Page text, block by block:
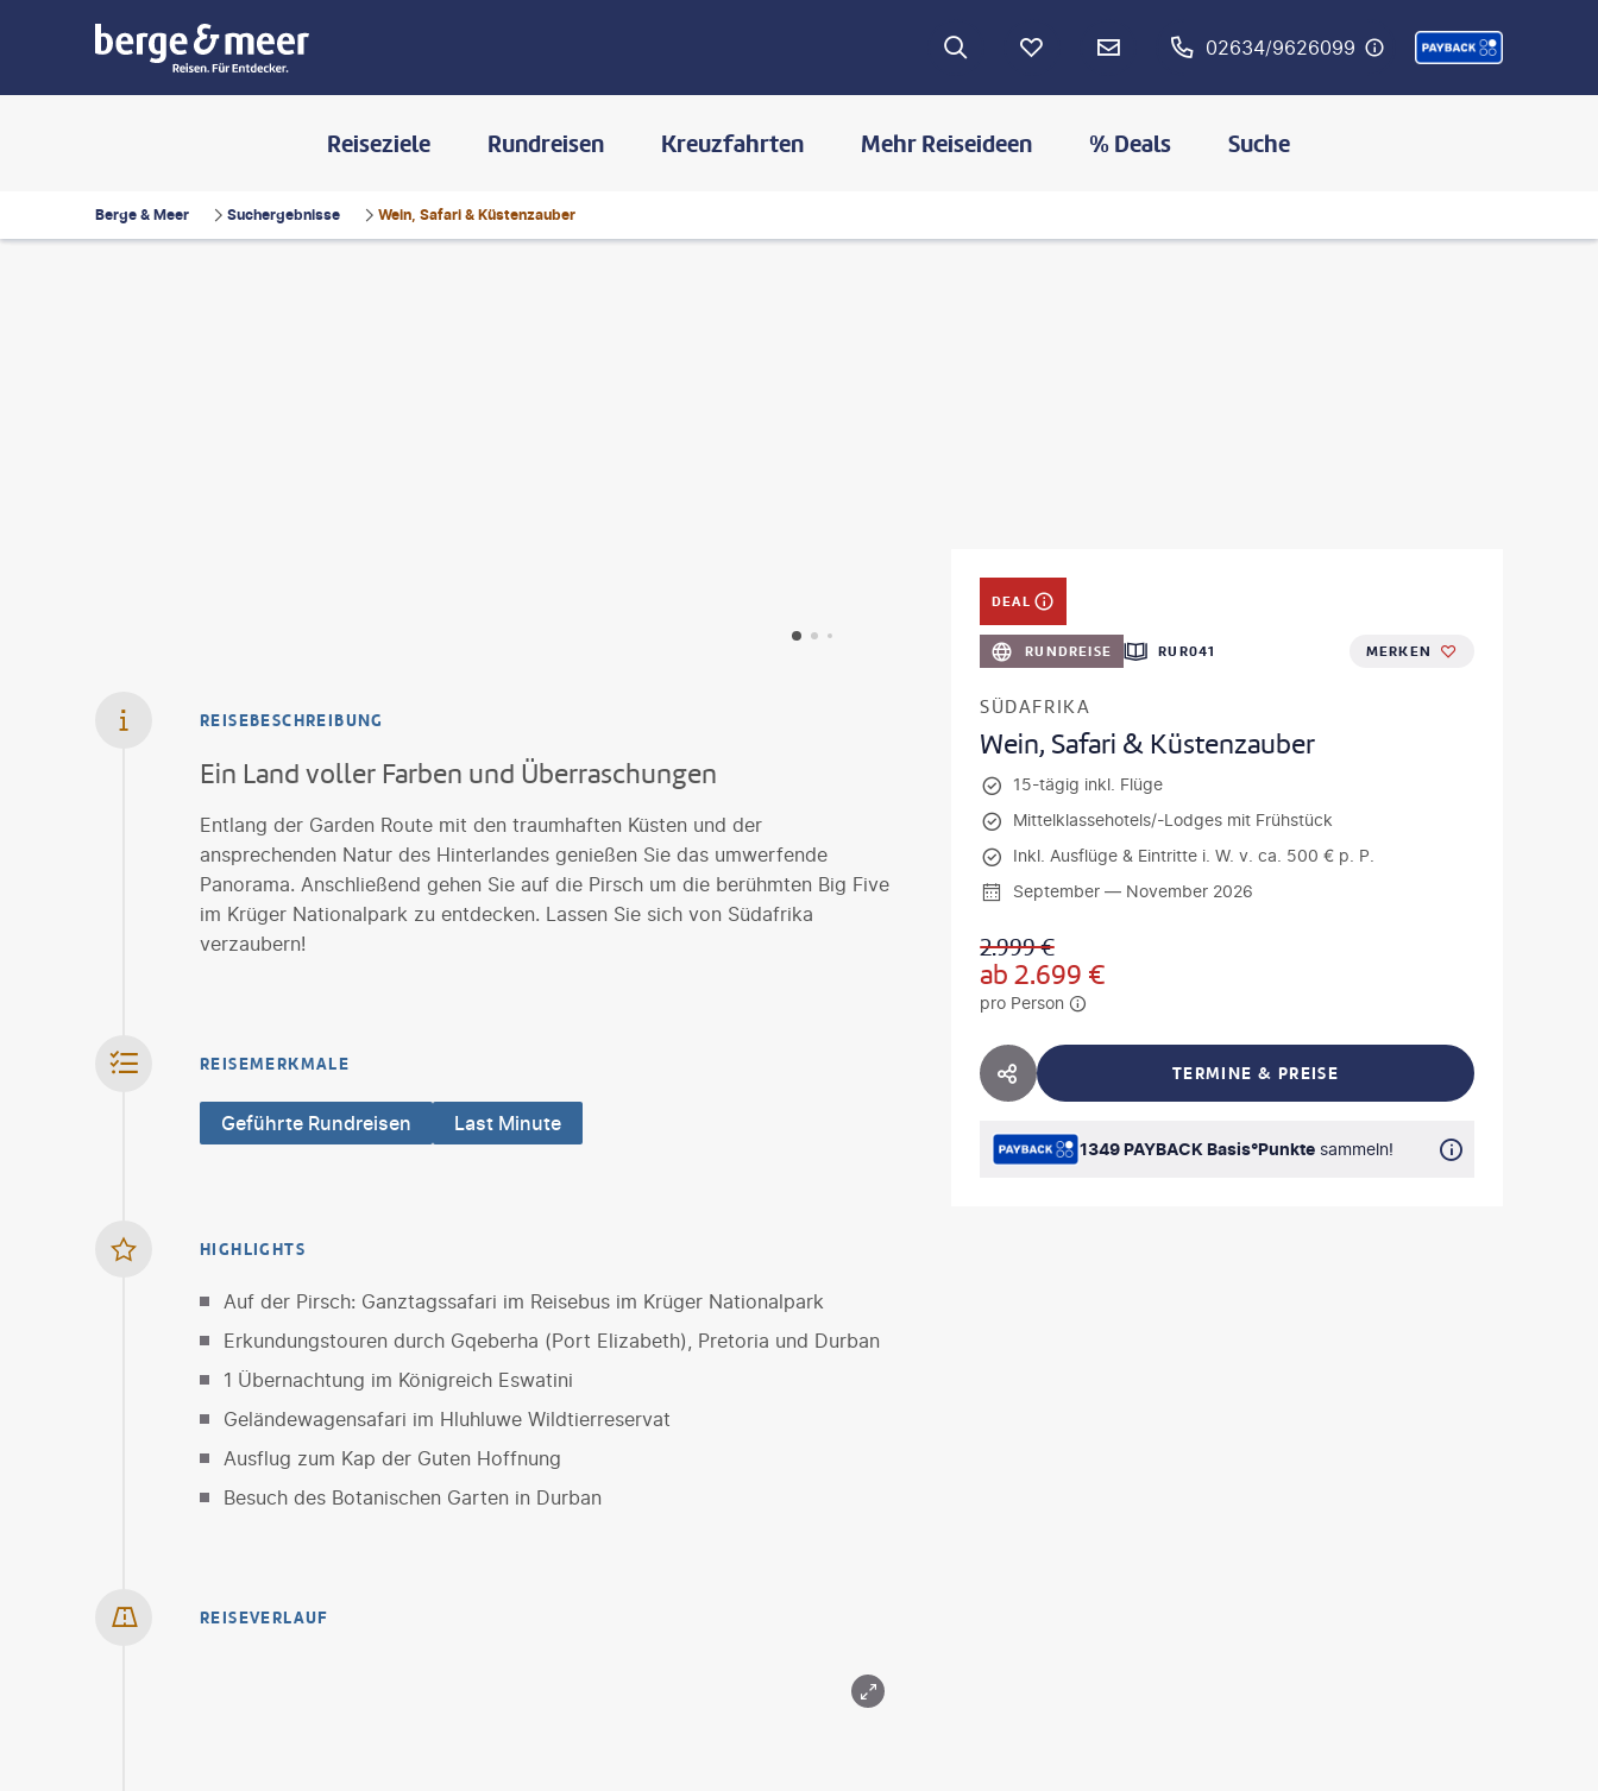
02634/9626099
Reiseziele Rundreisen Kreuzfahrten Mehr Reiseideen % Deals Suche
Berge & Meer Suchergebnisse Wein, Safari & Küstenzauber
DEAL
RUNDREISE RUR041 MERKEN
SÜDAFRIKA
Wein, Safari & Küstenzauber
15-tägig inkl. Flüge
Mittelklassehotels/-Lodges mit Frühstück
Inkl. Ausflüge & Eintritte i. W. v. ca. 500 € p. P.
September — November 2026
2.999€
ab2.699 €
pro Person
HOTEL TEILEN TERMINE & PREISE
1349 PAYBACK Basis°Punkte sammeln!
REISEBESCHREIBUNG
Ein Land voller Farben und Überraschungen
Entlang der Garden Route mit den traumhaften Küsten und der
ansprechenden Natur des Hinterlandes genießen Sie das umwerfende
Panorama. Anschließend gehen Sie auf die Pirsch um die berühmten Big Five
im Krüger Nationalpark zu entdecken. Lassen Sie sich von Südafrika
verzaubern!
REISEMERKMALE
Geführte Rundreisen Last Minute
HIGHLIGHTS
Auf der Pirsch: Ganztagssafari im Reisebus im Krüger Nationalpark
Erkundungstouren durch Gqeberha (Port Elizabeth), Pretoria und Durban
1 Übernachtung im Königreich Eswatini
Geländewagensafari im Hluhluwe Wildtierreservat
Ausflug zum Kap der Guten Hoffnung
Besuch des Botanischen Garten in Durban
REISEVERLAUF